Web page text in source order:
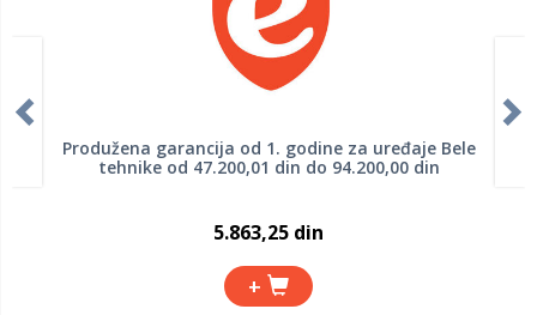
Produžena garancija od 1. godine za uređaje Bele
tehnike od 47.200,01 din do 94.200,00 din
5.863,25 din
+